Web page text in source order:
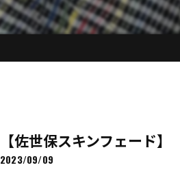
【佐世保スキンフェード】
2023/09/09